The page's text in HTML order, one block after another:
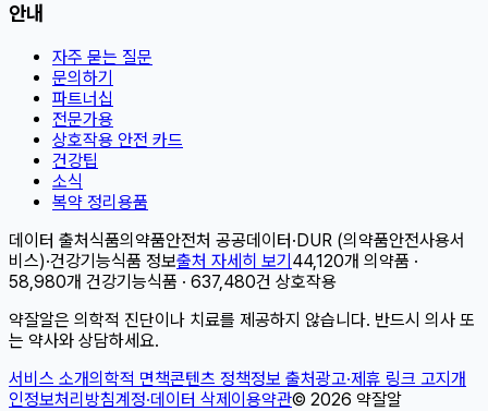
안내
자주 묻는 질문
문의하기
파트너십
전문가용
상호작용 안전 카드
건강팁
소식
복약 정리용품
데이터 출처식품의약품안전처 공공데이터·DUR (의약품안전사용서
비스)·건강기능식품 정보출처 자세히 보기44,120개 의약품 ·
58,980개 건강기능식품 · 637,480건 상호작용
약잘알은 의학적 진단이나 치료를 제공하지 않습니다. 반드시 의사 또
는 약사와 상담하세요.
서비스 소개의학적 면책콘텐츠 정책정보 출처광고·제휴 링크 고지개
인정보처리방침계정·데이터 삭제이용약관© 2026 약잘알